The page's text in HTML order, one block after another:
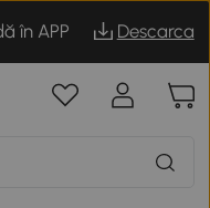
în APP Descarca